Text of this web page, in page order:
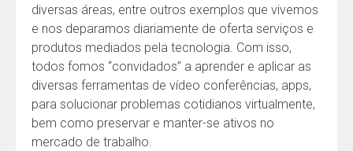
diversas áreas, entre outros exemplos que vivemos
e nos deparamos diariamente de oferta serviços e
produtos mediados pela tecnologia. Com isso,
todos fomos “convidados” a aprender e aplicar as
diversas ferramentas de vídeo conferências, apps,
para solucionar problemas cotidianos virtualmente,
bem como preservar e manter-se ativos no
mercado de trabalho.